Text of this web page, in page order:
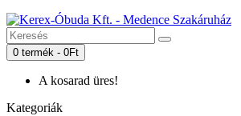
0 termék - 0Ft
A kosarad üres!
Kategoriák